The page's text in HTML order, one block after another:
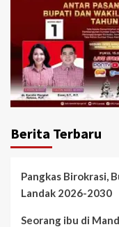
Berita Terbaru
Pangkas Birokrasi,
Landak 2026-2030
Seorang ibu di